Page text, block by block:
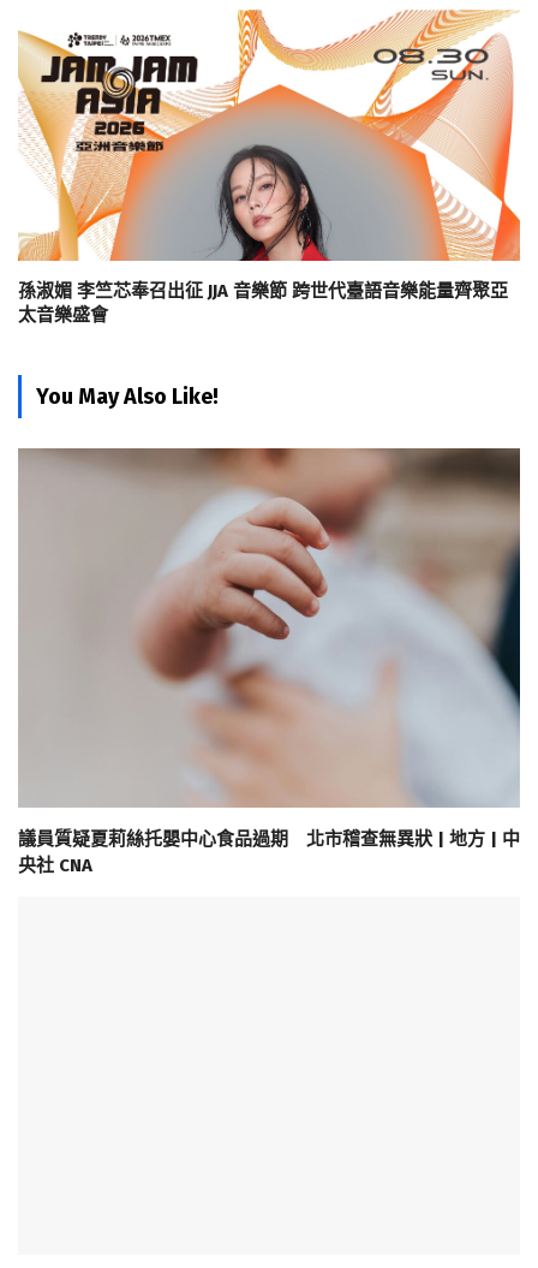
孫淑媚 李竺芯奉召出征 JJA 音樂節 跨世代臺語音樂能量齊聚亞
太音樂盛會
You May Also Like!
議員質疑夏莉絲托嬰中心食品過期 北市稽查無異狀 | 地方 | 中
央社 CNA